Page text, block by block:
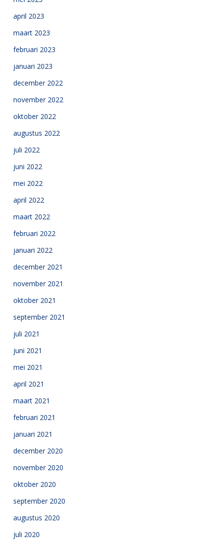
april 2023
maart 2023
februari 2023
januari 2023
december 2022
november 2022
oktober 2022
augustus 2022
juli 2022
juni 2022
mei 2022
april 2022
maart 2022
februari 2022
januari 2022
december 2021
november 2021
oktober 2021
september 2021
juli 2021
juni 2021
mei 2021
april 2021
maart 2021
februari 2021
januari 2021
december 2020
november 2020
oktober 2020
september 2020
augustus 2020
juli 2020